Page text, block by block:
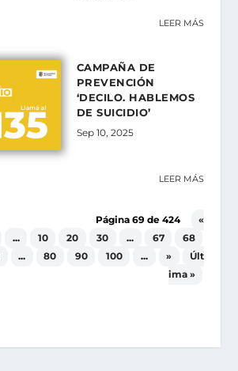
LEER MÁS
CAMPAÑA DE
PREVENCIÓN
‘DECILO. HABLEMOS
DE SUICIDIO’
Sep 10, 2025
LEER MÁS
Página 69 de 424
«
... 10 20 30 ... 67
68
... 80 90 100 ... »
Últ
ima »